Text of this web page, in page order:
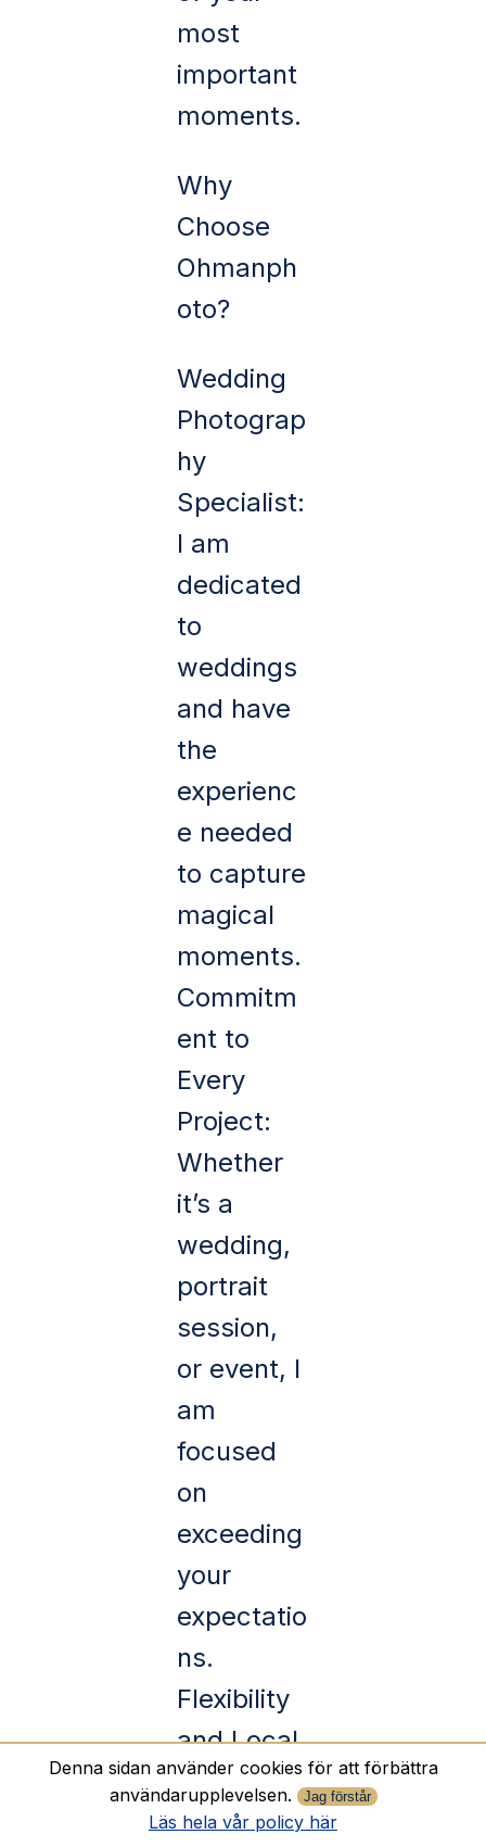
most
important
moments.
Why
Choose
Ohmanph
oto?
Wedding
Photograp
hy
Specialist:
I am
dedicated
to
weddings
and have
the
experienc
e needed
to capture
magical
moments.
Commitm
ent to
Every
Project:
Whether
it’s a
wedding,
portrait
session,
or event, I
am
focused
on
exceeding
your
expectatio
ns.
Flexibility
and Local
Service:
As a
Denna sidan använder cookies för att förbättra
användarupplevelsen.
Jag förstår
Läs hela vår policy här